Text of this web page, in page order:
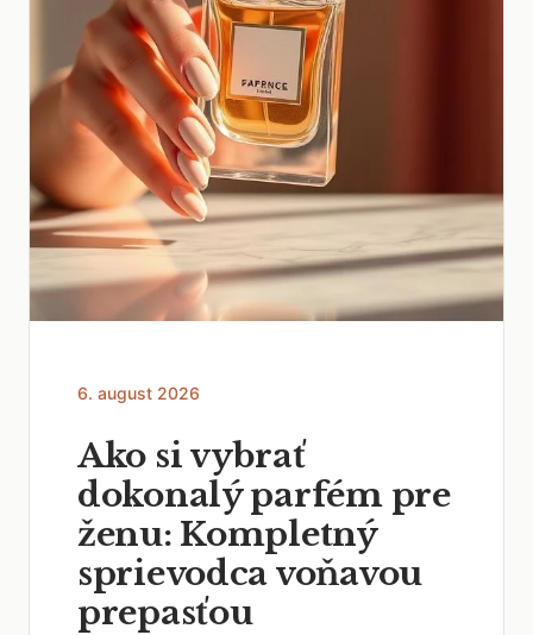
6. august 2026
Ako si vybrať
dokonalý parfém pre
ženu: Kompletný
sprievodca voňavou
prepasťou